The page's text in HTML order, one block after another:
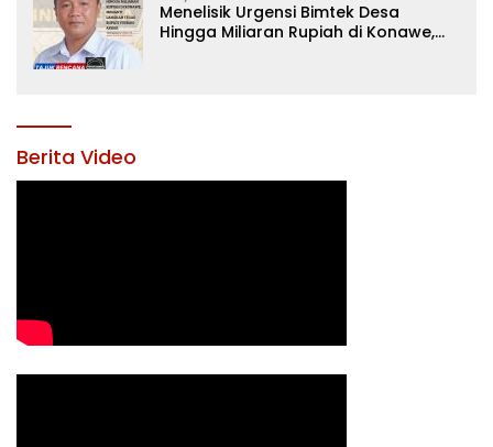
Menelisik Urgensi Bimtek Desa
Hingga Miliaran Rupiah di Konawe,
Berita Video